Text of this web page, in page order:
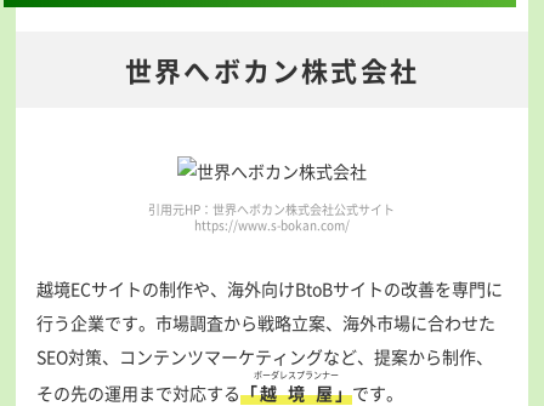
世界へボカン株式会社
引用元HP：世界へボカン株式会社公式サイト
https://www.s-bokan.com/
越境ECサイトの制作や、海外向けBtoBサイトの改善を専門に
行う企業です。市場調査から戦略立案、海外市場に合わせた
SEO対策、コンテンツマーケティングなど、提案から制作、
その先の運用まで対応する「越境屋
ボーダレスプランナー
」です。